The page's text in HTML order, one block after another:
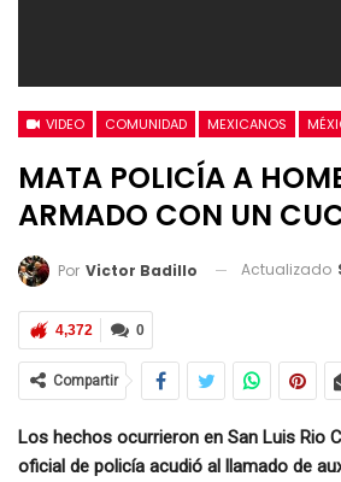
VIDEO COMUNIDAD MEXICANOS
MATA POLICÍA A
ARMADO CON UN
Por Victor Badillo Actualizado
0
4,372
Compartir
Los hechos ocurrieron en San Luis Rio
oficial de policía acudió al llamado de